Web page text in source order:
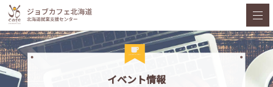
イベント情報